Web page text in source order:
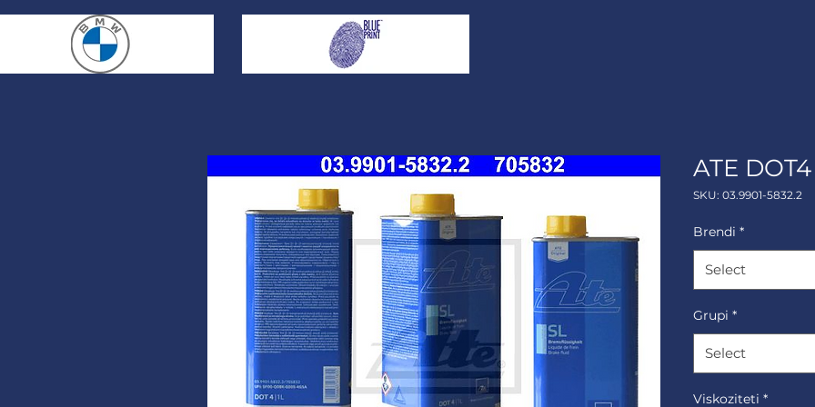
ATE DOT4
SKU: 03.9901-5832.2
Brendi *
Select
Grupi *
Select
Viskoziteti *